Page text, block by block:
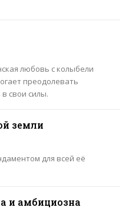
любовь с колыбели
преодолевать
свои силы.
земли
для всей её
и амбициозна